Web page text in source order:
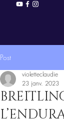
Post
violetteclaudie
23 janv. 2023